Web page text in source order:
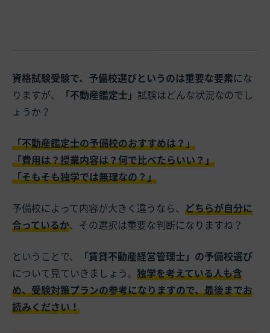
資格試験受験で、予備校選びというのは重要な要素にな
りますが、
「不動産鑑定士」 試験はどんな状況なのでし
ょうか？
「不動産鑑定士の予備校のおすすめは？」
「費用は？授業内容は？何で比べたらいい？」
「そもそも独学では無理なの？」
予備校によって内容が大きく違うなら、 どちらが自分に
合っているか、その選択は重要な判断になりますね？
ということで、
「賃貸不動産経営管理士」の予備校選び
について見ていきましょう。 独学を考えている人も含
め、受験対策プランの参考になりますので、最後までお
読みください！